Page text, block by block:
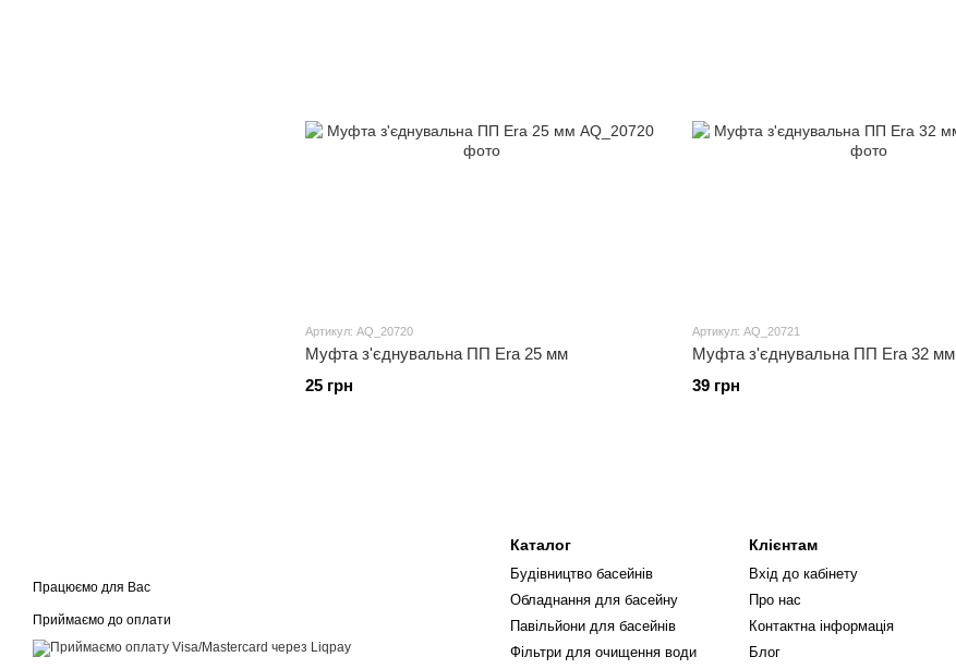
Артикул: AQ_20720
Муфта з'єднувальна ПП Era 25 мм
25 грн
Артикул: AQ_20721
Муфта з'єднувальна ПП Era 32 мм
39 грн
Працюємо для Вас
Приймаємо до оплати
Каталог
Будівництво басейнів
Обладнання для басейну
Павільйони для басейнів
Фільтри для очищення води
Клієнтам
Вхід до кабінету
Про нас
Контактна інформація
Блог